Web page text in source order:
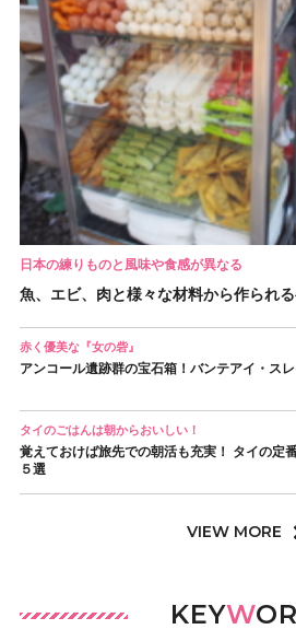
日本の練りものと風味や食感が異なる
魚、エビ、肉と様々な材料から作られ
赤く優美な『女の砦』
アンコール遺跡群の宝石箱！バンテアイ・ス
タイのごはんは朝からおいしい！
覚えておけば旅先での朝活も充実！ タイの定
５選
VIEW MORE
KEYW